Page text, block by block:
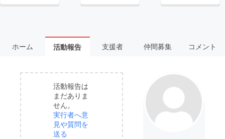
ホーム 活動報告 支援者 仲間募集 コメント
活動報告は
まだありま
せん。
実行者へ意
見や質問を
送る